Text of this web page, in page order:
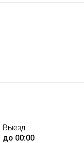
Выезд
до 00:00